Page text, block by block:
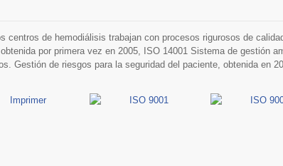
centros de hemodiálisis trabajan con procesos rigurosos de
por primera vez en 2005, ISO 14001 Sistema de gestión
Gestión de riesgos para la seguridad del paciente, obtenida en